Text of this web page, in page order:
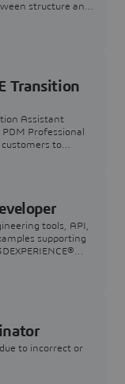
structure and
Transition
Assistant
PDM Professional
customers to
tools, API,
supporting
to incorrect or